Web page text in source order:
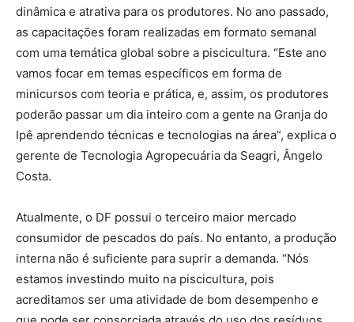
dinâmica e atrativa para os produtores. No ano passado,
as capacitações foram realizadas em formato semanal
com uma temática global sobre a piscicultura. “Este ano
vamos focar em temas específicos em forma de
minicursos com teoria e prática, e, assim, os produtores
poderão passar um dia inteiro com a gente na Granja do
Ipê aprendendo técnicas e tecnologias na área”, explica o
gerente de Tecnologia Agropecuária da Seagri, Ângelo
Costa.
Atualmente, o DF possui o terceiro maior mercado
consumidor de pescados do país. No entanto, a produção
interna não é suficiente para suprir a demanda. “Nós
estamos investindo muito na piscicultura, pois
acreditamos ser uma atividade de bom desempenho e